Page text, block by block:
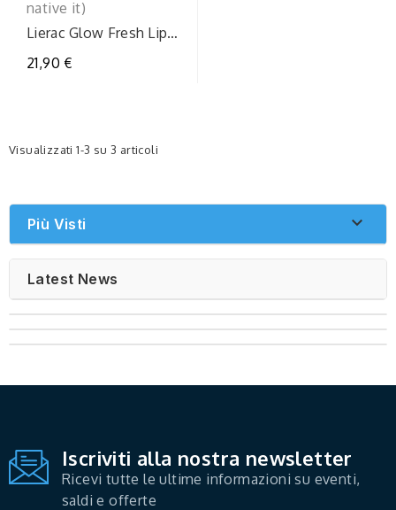
native it)
Lierac Glow Fresh Lip
Idratante 10 ml
21,90 €
Visualizzati 1-3 su 3 articoli
Più Visti 
Latest News
Iscriviti alla nostra newsletter
Ricevi tutte le ultime informazioni su eventi,
saldi e offerte